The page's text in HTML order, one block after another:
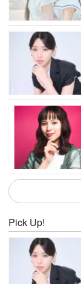
Pick Up!